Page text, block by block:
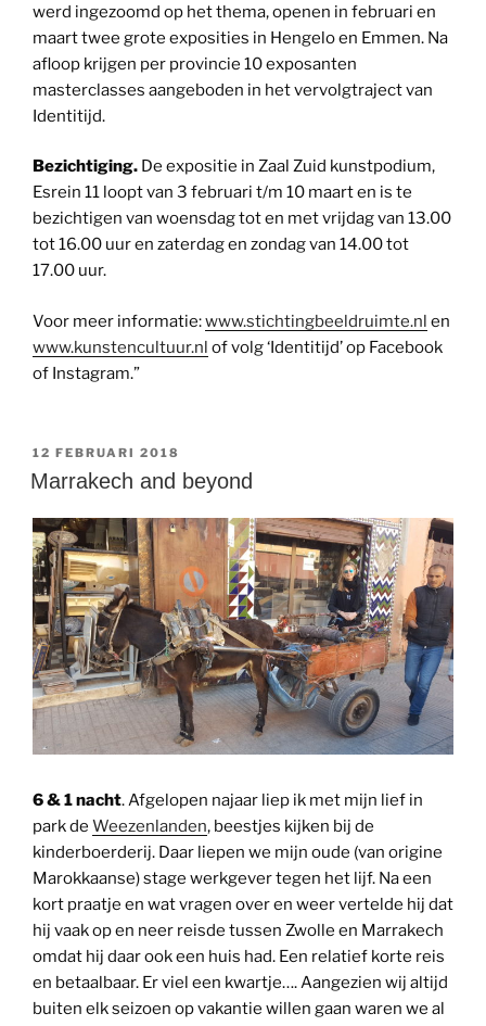
werd ingezoomd op het thema, openen in februari en
maart twee grote exposities in Hengelo en Emmen. Na
afloop krijgen per provincie 10 exposanten
masterclasses aangeboden in het vervolgtraject van
Identitijd.
Bezichtiging. De expositie in Zaal Zuid kunstpodium,
Esrein 11 loopt van 3 februari t/m 10 maart en is te
bezichtigen van woensdag tot en met vrijdag van 13.00
tot 16.00 uur en zaterdag en zondag van 14.00 tot
17.00 uur.
Voor meer informatie:www.stichtingbeeldruimte.nl en
www.kunstencultuur.nl of volg ‘Identitijd’ op Facebook
of Instagram.”
GEPLAATST
OP
12 FEBRUARI 2018
Marrakech and beyond
6 & 1 nacht. Afgelopen najaar liep ik met mijn lief in
park de Weezenlanden, beestjes kijken bij de
kinderboerderij. Daar liepen we mijn oude (van origine
Marokkaanse) stage werkgever tegen het lijf. Na een
kort praatje en wat vragen over en weer vertelde hij dat
hij vaak op en neer reisde tussen Zwolle en Marrakech
omdat hij daar ook een huis had. Een relatief korte reis
en betaalbaar. Er viel een kwartje…. Aangezien wij altijd
buiten elk seizoen op vakantie willen gaan waren we al